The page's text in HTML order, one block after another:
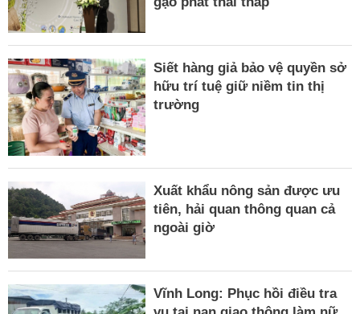
Siết hàng giả bảo vệ quyền sở
hữu trí tuệ giữ niềm tin thị
trường
Xuất khẩu nông sản được ưu
tiên, hải quan thông quan cả
ngoài giờ
Vĩnh Long: Phục hồi điều tra